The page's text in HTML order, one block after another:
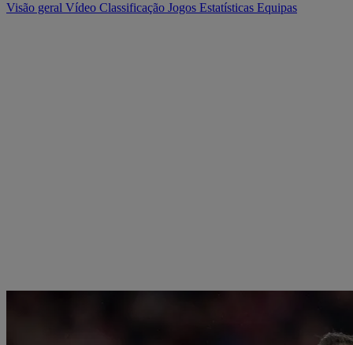
Visão geral Vídeo Classificação Jogos Estatísticas Equipas